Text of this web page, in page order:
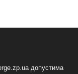
допустима